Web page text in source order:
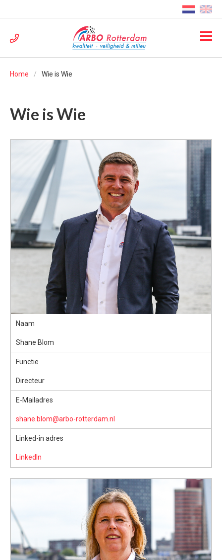
Home Wie is Wie
Wie is Wie
Naam
Shane Blom
Functie
Directeur
E-Mailadres
shane.blom@arbo-rotterdam.nl
Linked-in adres
LinkedIn